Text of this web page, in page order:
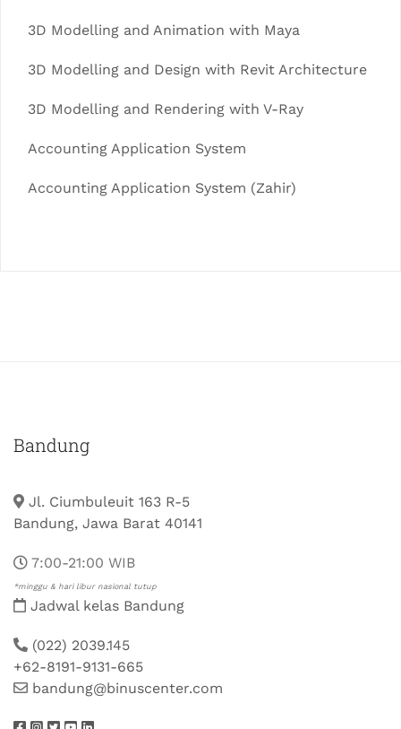
3D Modelling and Animation with Maya
3D Modelling and Design with Revit Architecture
3D Modelling and Rendering with V-Ray
Accounting Application System
Accounting Application System (Zahir)
Bandung
Jl. Ciumbuleuit 163 R-5
Bandung, Jawa Barat 40141
7:00-21:00 WIB
*minggu & hari libur nasional tutup
Jadwal kelas Bandung
(022) 2039.145
+62-8191-9131-665
bandung@binuscenter.com